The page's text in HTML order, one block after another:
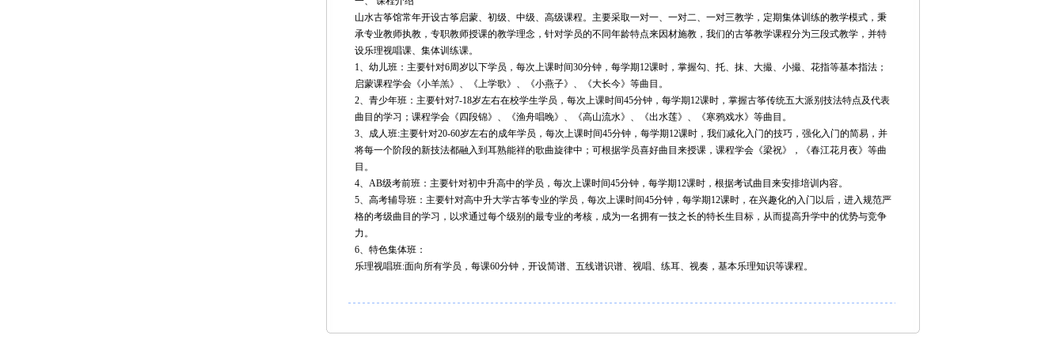
山水古筝馆常年开设古筝启蒙、初级、中级、高级课程。主要采取一对一、一对二、一对三教学，定期集体训练的教学模式，秉
承专业教师执教，专职教师授课的教学理念，针对学员的不同年龄特点来因材施教，我们的古筝教学课程分为三段式教学，并特
设乐理视唱课、集体训练课。
1、幼儿班：主要针对6周岁以下学员，每次上课时间30分钟，每学期12课时，掌握勾、托、抹、大撮、小撮、花指等基本指法；
启蒙课程学会《小羊羔》、《上学歌》、《小燕子》、《大长今》等曲目。
2、青少年班：主要针对7-18岁左右在校学生学员，每次上课时间45分钟，每学期12课时，掌握古筝传统五大派别技法特点及代表
曲目的学习；课程学会《四段锦》、《渔舟唱晚》、《高山流水》、《出水莲》、《寒鸦戏水》等曲目。
3、成人班:主要针对20-60岁左右的成年学员，每次上课时间45分钟，每学期12课时，我们减化入门的技巧，强化入门的简易，并
将每一个阶段的新技法都融入到耳熟能祥的歌曲旋律中；可根据学员喜好曲目来授课，课程学会《梁祝》，《春江花月夜》等曲
目。
4、AB级考前班：主要针对初中升高中的学员，每次上课时间45分钟，每学期12课时，根据考试曲目来安排培训内容。
5、高考辅导班：主要针对高中升大学古筝专业的学员，每次上课时间45分钟，每学期12课时，在兴趣化的入门以后，进入规范严
格的考级曲目的学习，以求通过每个级别的最专业的考核，成为一名拥有一技之长的特长生目标，从而提高升学中的优势与竞争
力。
6、特色集体班：
乐理视唱班:面向所有学员，每课60分钟，开设简谱、五线谱识谱、视唱、练耳、视奏，基本乐理知识等课程。